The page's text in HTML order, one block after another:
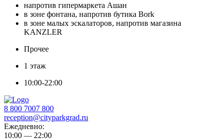
напротив гипермаркета Ашан
в зоне фонтана, напротив бутика Bork
в зоне малых эскалаторов, напротив магазина
KANZLER
Прочее
1 этаж
10:00-22:00
8 800 7007 800
reception@cityparkgrad.ru
Ежедневно:
10:00 — 22:00